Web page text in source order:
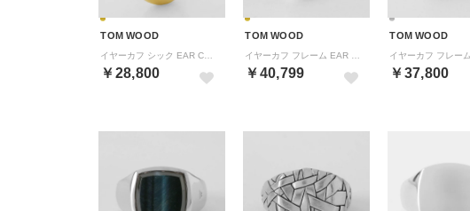
TOM WOOD
￥28,800
TOM WOOD
￥40,799
TOM WOOD
￥37,800